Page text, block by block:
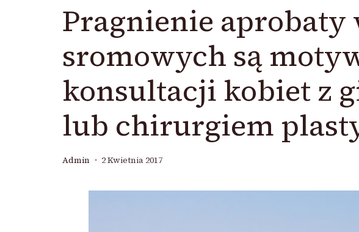
Pragnienie aprobaty
sromowych są
konsultacji kobiet z
lub chirurgiem
Admin 2 Kwietnia 2017